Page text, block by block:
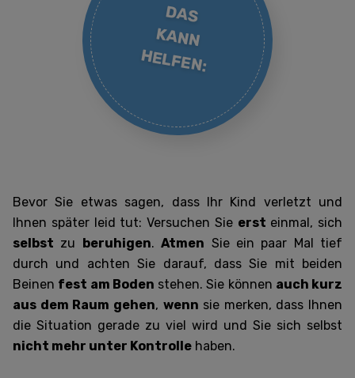
DAS
KANN
HELFEN:
Bevor Sie etwas sagen, dass Ihr Kind verletzt und
Ihnen später leid tut: Versuchen Sie erst einmal, sich
selbst zu beruhigen.Atmen Sie ein paar Mal tief
durch und achten Sie darauf, dass Sie mit beiden
Beinen fest am Boden stehen. Sie können auch kurz
aus dem Raum gehen, wenn sie merken, dass Ihnen
die Situation gerade zu viel wird und Sie sich selbst
nicht mehr unter Kontrolle haben.